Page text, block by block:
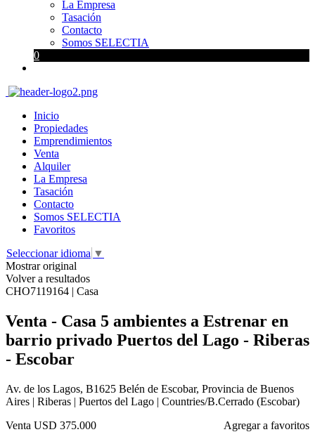
La Empresa
Tasación
Contacto
Somos SELECTIA
0
Inicio
Propiedades
Emprendimientos
Venta
Alquiler
La Empresa
Tasación
Contacto
Somos SELECTIA
Favoritos
Seleccionar idioma ▼
Mostrar original
Volver a resultados
CHO7119164 | Casa
Venta - Casa 5 ambientes a Estrenar en
barrio privado Puertos del Lago - Riberas
- Escobar
Av. de los Lagos, B1625 Belén de Escobar, Provincia de Buenos
Aires | Riberas | Puertos del Lago | Countries/B.Cerrado (Escobar)
Agregar a favoritos
Venta USD 375.000